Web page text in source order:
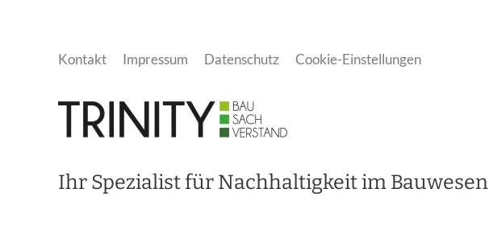
Kontakt Impressum Datenschutz Cookie-Einstellungen
Ihr Spezialist für Nachhaltigkeit im Bauwesen